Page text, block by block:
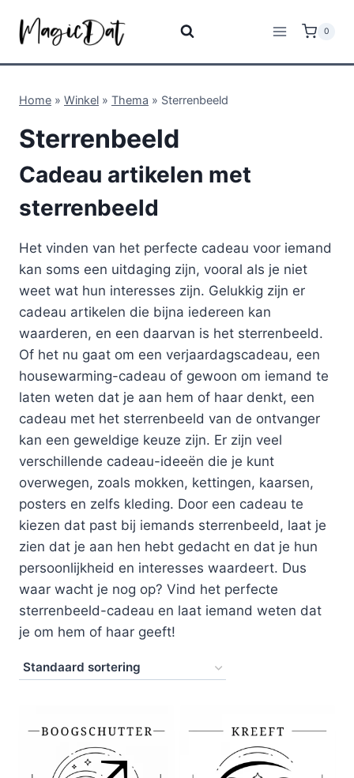
0
Home » Winkel » Thema » Sterrenbeeld
Sterrenbeeld
Cadeau artikelen met
sterrenbeeld
Het vinden van het perfecte cadeau voor iemand
kan soms een uitdaging zijn, vooral als je niet
weet wat hun interesses zijn. Gelukkig zijn er
cadeau artikelen die bijna iedereen kan
waarderen, en een daarvan is het sterrenbeeld.
Of het nu gaat om een ​​verjaardagscadeau, een
housewarming-cadeau of gewoon om iemand te
laten weten dat je aan hem of haar denkt, een
cadeau met het sterrenbeeld van de ontvanger
kan een geweldige keuze zijn. Er zijn veel
verschillende cadeau-ideeën die je kunt
overwegen, zoals mokken, kettingen, kaarsen,
posters en zelfs kleding. Door een cadeau te
kiezen dat past bij iemands sterrenbeeld, laat je
zien dat je aan hen hebt gedacht en dat je hun
persoonlijkheid en interesses waardeert. Dus
waar wacht je nog op? Vind het perfecte
sterrenbeeld-cadeau en laat iemand weten dat
je om hem of haar geeft!